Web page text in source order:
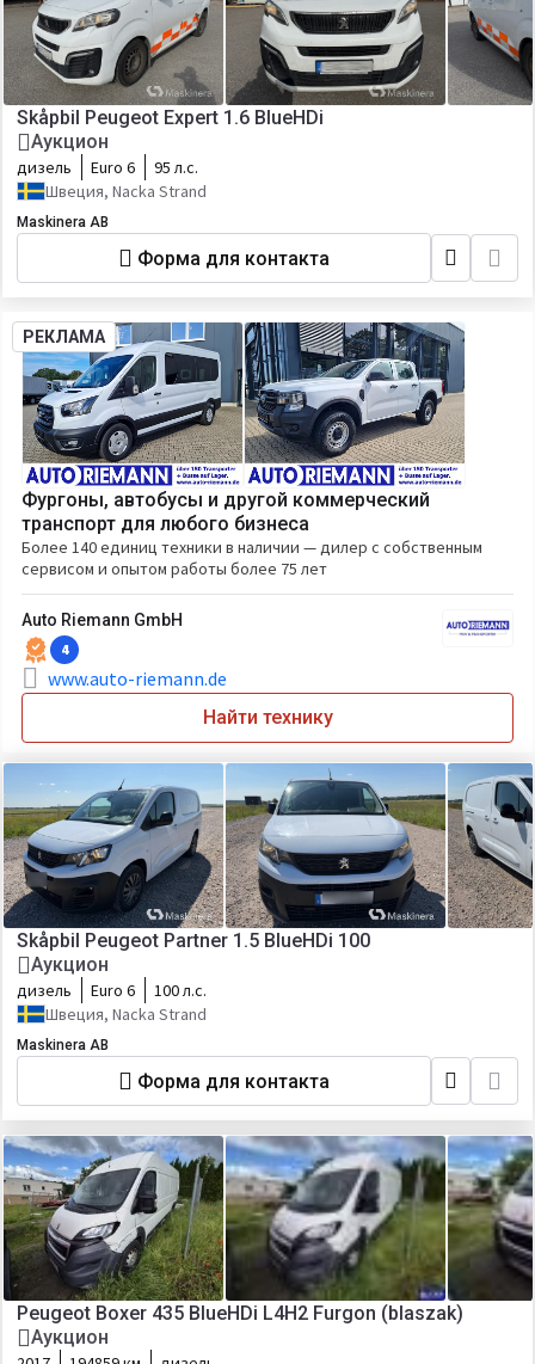
Skåpbil Peugeot Expert 1.6 BlueHDi
Аукцион
дизель Euro 6
95 л.с.
Швеция, Nacka Strand
Maskinera AB
Форма для контакта
РЕКЛАМА
Фургоны, автобусы и другой коммерческий
транспорт для любого бизнеса
Более 140 единиц техники в наличии — дилер с собственным
сервисом и опытом работы более 75 лет
Auto Riemann GmbH
4
www.auto-riemann.de
Найти технику
Skåpbil Peugeot Partner 1.5 BlueHDi 100
Аукцион
дизель Euro 6
100 л.с.
Швеция, Nacka Strand
Maskinera AB
Форма для контакта
Peugeot Boxer 435 BlueHDi L4H2 Furgon (blaszak)
Аукцион